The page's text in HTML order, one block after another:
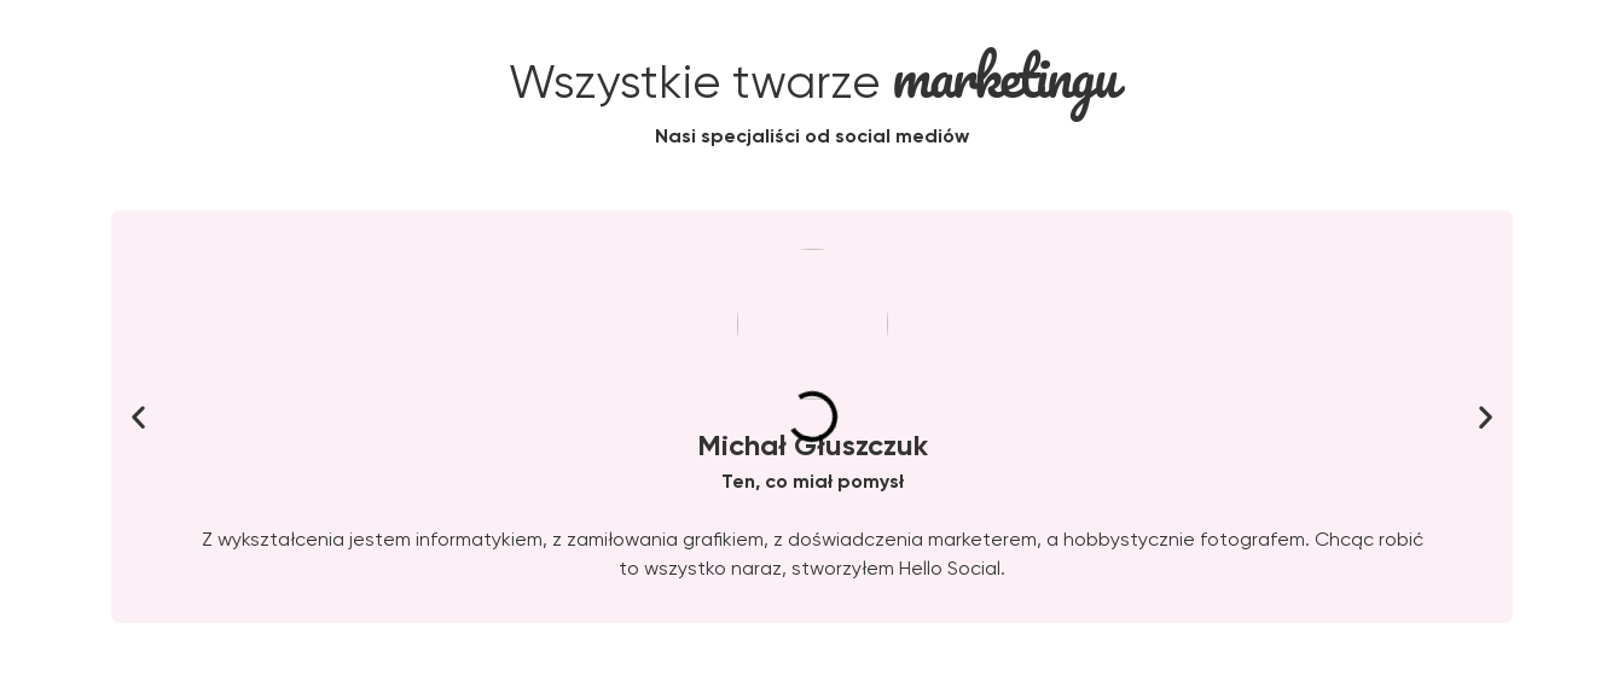
Wszystkie twarze marketingu
Nasi specjaliści od social mediów
Michał Głuszczuk
Ten, co miał pomysł
Z wykształcenia jestem informatykiem, z zamiłowania grafikiem, z doświadczenia marketerem, a hobbystycznie fotografem. Chcąc robić
to wszystko naraz, stworzyłem Hello Social.